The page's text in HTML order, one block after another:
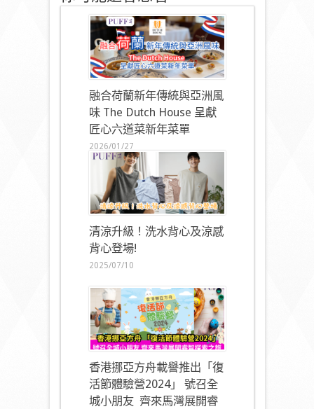
融合荷蘭新年傳統與亞洲風
味 The Dutch House 呈獻
匠心六道菜新年菜單
2026/01/27
清涼升級！洗水背心及涼感
背心登場!
2025/07/10
香港挪亞方舟載譽推出「復
活節體驗營2024」 號召全
城小朋友 齊來馬灣展開睿